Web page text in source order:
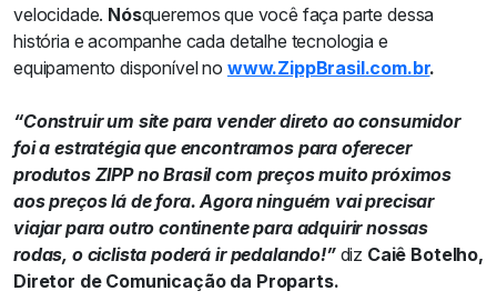
velocidade. Nósqueremos que você faça parte dessa
história e acompanhe cada detalhe tecnologia e
equipamento disponível no www.ZippBrasil.com.br.
“Construir um site para vender direto ao consumidor
foi a estratégia que encontramos para oferecer
produtos ZIPP no Brasil com preços muito próximos
aos preços lá de fora. Agora ninguém vai precisar
viajar para outro continente para adquirir nossas
rodas, o ciclista poderá ir pedalando!”diz Caiê Botelho,
Diretor de Comunicação da Proparts.